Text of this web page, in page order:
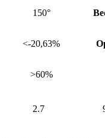
150°
<-20,63%
>60%
2.7